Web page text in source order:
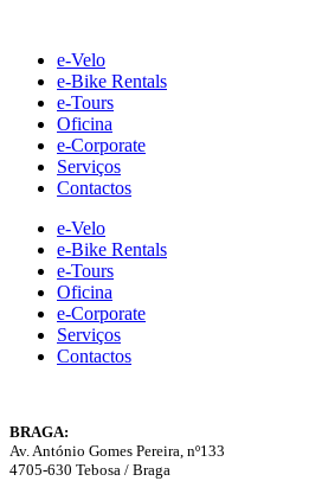
contente-Velo
e-Bike Rentals
e-Tours
Oficina
e-Corporate
Serviços
Contactos
e-Velo
e-Bike Rentals
e-Tours
Oficina
e-Corporate
Serviços
Contactos
BRAGA:
Av. António Gomes Pereira, nº133
4705-630 Tebosa / Braga